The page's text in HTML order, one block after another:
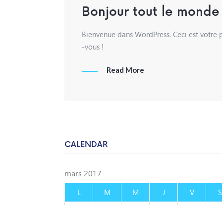
Bonjour tout le
Bienvenue dans WordPress. Ceci est
-vous !
Read More
CALENDAR
mars 2017
L M M J V
S